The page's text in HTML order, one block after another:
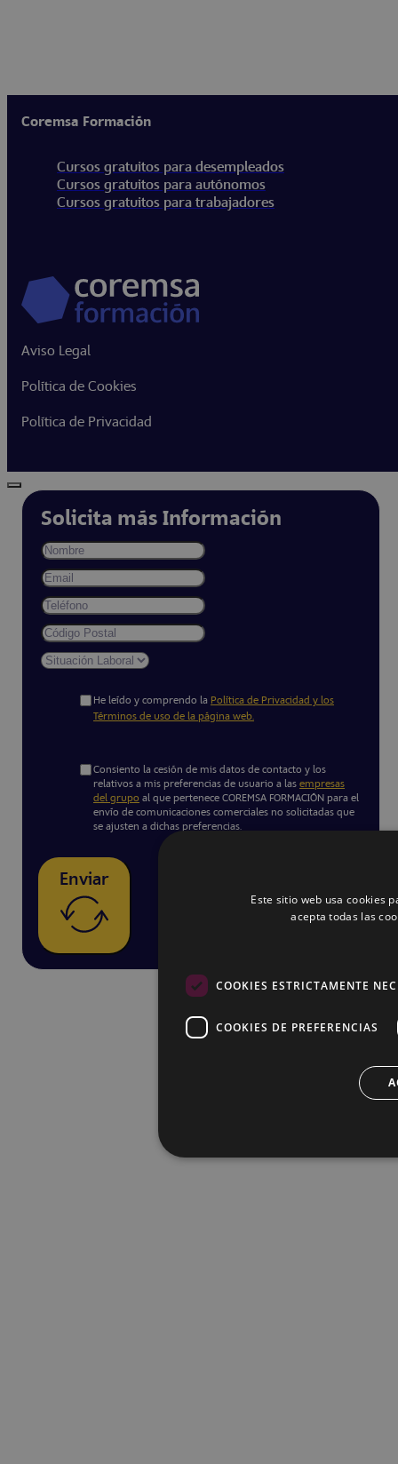
Coremsa Formación
Cursos gratuitos para desempleados
Cursos gratuitos para autónomos
Cursos gratuitos para trabajadores
Aviso Legal
Política de Cookies
Política de Privacidad
Solicita más Información
He leído y comprendo la Política de Privacidad y los
Términos de uso de la página web.
Consiento la cesión de mis datos de contacto y los
relativos a mis preferencias de usuario a las empresas
del grupo al que pertenece COREMSA FORMACIÓN para el
envío de comunicaciones comerciales no solicitadas que
se ajusten a dichas preferencias.
Enviar
Este sitio web usa cookies
acepta todas las
COOKIES ESTRICTAMENTE
COOKIES DE PREFERENCIAS